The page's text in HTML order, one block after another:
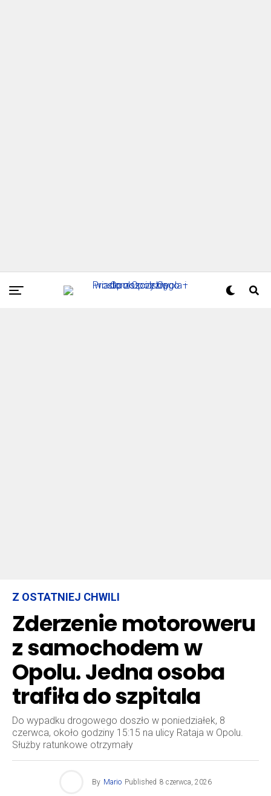
Z OSTATNIEJ CHWILI
Zderzenie motoroweru
z samochodem w
Opolu. Jedna osoba
trafiła do szpitala
Do wypadku drogowego doszło w poniedziałek, 8
czerwca, około godziny 15:15 na ulicy Rataja w Opolu.
Służby ratunkowe otrzymały
By Mario Published 8 czerwca, 2026